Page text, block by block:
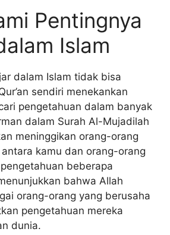
Pentingnya
Islam
dalam Islam tidak bisa
sendiri menekankan
pengetahuan dalam banyak
dalam Surah Al-Mujadilah
meninggikan orang-orang
kamu dan orang-orang
beberapa
bahwa Allah
orang-orang yang berusaha
pengetahuan mereka
dunia.